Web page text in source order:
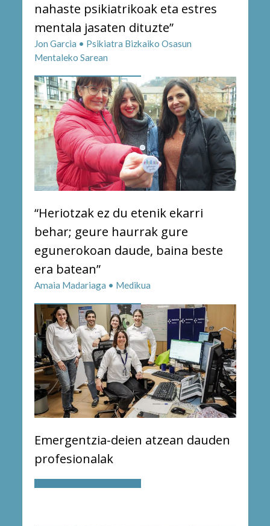
nahaste psikiatrikoak eta estres
mentala jasaten dituzte”
Jon Garcia • Psikiatra Bizkaiko Osasun
Mentaleko Sarean
“Heriotzak ez du etenik ekarri
behar; geure haurrak gure
egunerokoan daude, baina beste
era batean”
Amaia Madariaga • Medikua
Emergentzia-deien atzean dauden
profesionalak